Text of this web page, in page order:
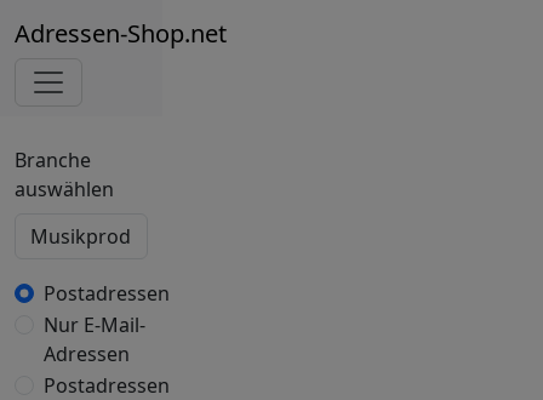
Adressen-Shop.net
Branche
auswählen
Postadressen
Nur E-Mail-
Adressen
Postadressen